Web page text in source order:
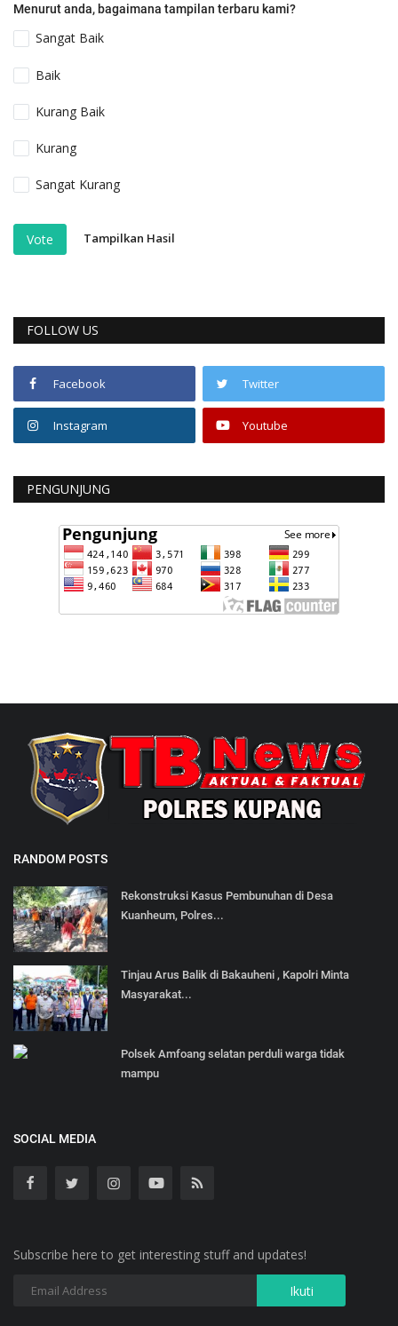
Menurut anda, bagaimana tampilan terbaru kami?
Sangat Baik
Baik
Kurang Baik
Kurang
Sangat Kurang
Vote Tampilkan Hasil
FOLLOW US
Facebook Twitter
Instagram Youtube
PENGUNJUNG
RANDOM POSTS
Rekonstruksi Kasus Pembunuhan di Desa
Kuanheum, Polres...
Tinjau Arus Balik di Bakauheni , Kapolri Minta
Masyarakat...
Polsek Amfoang selatan perduli warga tidak
mampu
SOCIAL MEDIA
Subscribe here to get interesting stuff and updates!